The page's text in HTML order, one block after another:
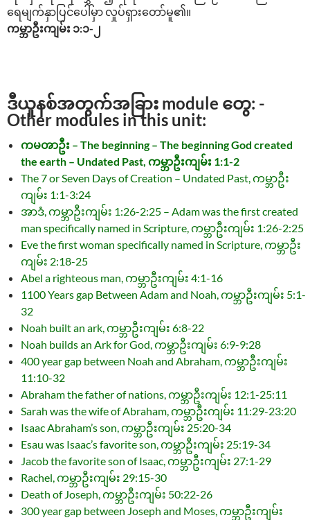
ရေမျက်နှာပြင်ပေါ်မှာ လှုပ်ရှားတော်မူ၏။
ကမ္ဘာဦးကျမ်း ၁:၁-၂
ဒီယူနစ်အတွက်အခြား module တွေ: -
Other modules in this unit:
ကမၻာဦး – The beginning – The beginning God created
the earth – Undated Past, ကမ္ဘာဦးကျမ်း 1:1-2
The 7 or Seven Days of Creation – Undated Past, ကမ္ဘာဦး
ကျမ်း 1:1-3:24
အာဒံ, ကမ္ဘာဦးကျမ်း 1:26-2:25 – Adam was the first created
man specifically named in Scripture, ကမ္ဘာဦးကျမ်း 1:26-2:25
Eve the first woman specifically named in Scripture, ကမ္ဘာဦး
ကျမ်း 2:18-25
Abel a righteous man, ကမ္ဘာဦးကျမ်း 4:1-16
1100 Years gap Between Adam and Noah, ကမ္ဘာဦးကျမ်း 5:1-
32
Noah built an ark, ကမ္ဘာဦးကျမ်း 6:8-22
Noah builds an Ark for God, ကမ္ဘာဦးကျမ်း 6:9-9:28
400 year gap between Noah and Abraham, ကမ္ဘာဦးကျမ်း
11:10-32
Abraham the father of nations, ကမ္ဘာဦးကျမ်း 12:1-25:11
Sarah was the wife of Abraham, ကမ္ဘာဦးကျမ်း 11:29-23:20
Isaac Abraham’s son, ကမ္ဘာဦးကျမ်း 25:20-34
Esau was Isaac’s favorite son, ကမ္ဘာဦးကျမ်း 25:19-34
Jacob the favorite son of Isaac, ကမ္ဘာဦးကျမ်း 27:1-29
Rachel, ကမ္ဘာဦးကျမ်း 29:15-30
Death of Joseph, ကမ္ဘာဦးကျမ်း 50:22-26
300 year gap between Joseph and Moses, ကမ္ဘာဦးကျမ်း